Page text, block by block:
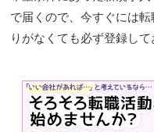
で届くので、今すぐには
りがなくても必ず登録して